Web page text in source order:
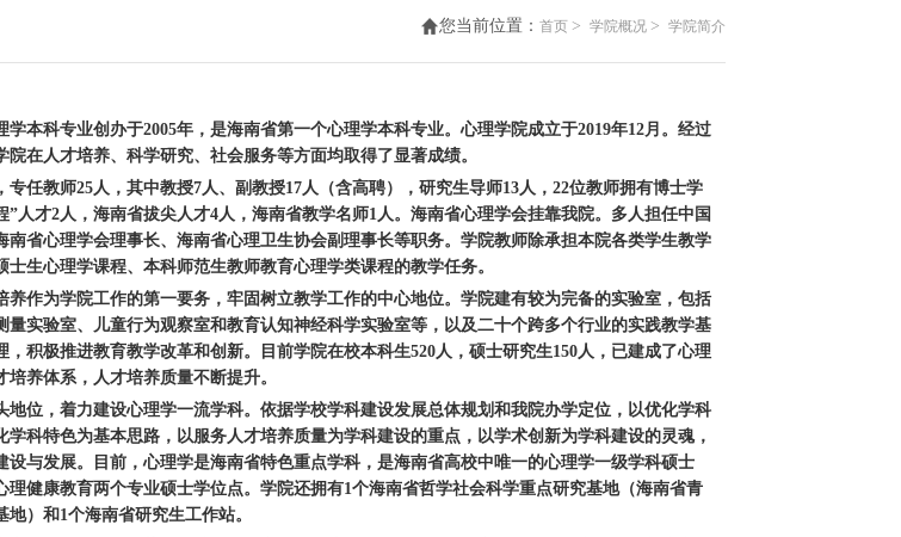
您当前位置： 首页 > 学院概况 > 学院简介
学本科专业创办于2005年，是海南省第一个心理学本科专业。心理学院成立于2019年12月。经过
在人才培养、科学研究、社会服务等方面均取得了显著成绩。
专任教师25人，其中教授7人、副教授17人（含高聘），研究生导师13人，22位教师拥有博士学
”人才2人，海南省拔尖人才4人，海南省教学名师1人。海南省心理学会挂靠我院。多人担任中国
南省心理学会理事长、海南省心理卫生协会副理事长等职务。学院教师除承担本院各类学生教学
生心理学课程、本科师范生教师教育心理学类课程的教学任务。
养作为学院工作的第一要务，牢固树立教学工作的中心地位。学院建有较为完备的实验室，包括
量实验室、儿童行为观察室和教育认知神经科学实验室等，以及二十个跨多个行业的实践教学基
，积极推进教育教学改革和创新。目前学院在校本科生520人，硕士研究生150人，已建成了心理
养体系，人才培养质量不断提升。
地位，着力建设心理学一流学科。依据学校学科建设发展总体规划和我院办学定位，以优化学科
学科特色为基本思路，以服务人才培养质量为学科建设的重点，以学术创新为学科建设的灵魂，
设与发展。目前，心理学是海南省特色重点学科，是海南省高校中唯一的心理学一级学科硕士
理健康教育两个专业硕士学位点。学院还拥有1个海南省哲学社会科学重点研究基地（海南省青
）和1个海南省研究生工作站。